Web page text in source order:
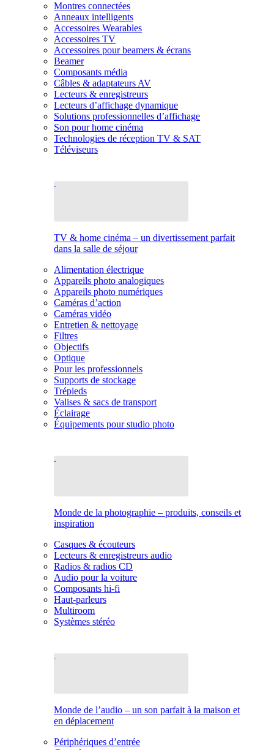
Montres connectées
Anneaux intelligents
Accessoires Wearables
Accessoires TV
Accessoires pour beamers & écrans
Beamer
Composants média
Câbles & adaptateurs AV
Lecteurs & enregistreurs
Lecteurs d’affichage dynamique
Solutions professionnelles d’affichage
Son pour home cinéma
Technologies de réception TV & SAT
Téléviseurs
TV & home cinéma – un divertissement parfait
dans la salle de séjour
Alimentation électrique
Appareils photo analogiques
Appareils photo numériques
Caméras d’action
Caméras vidéo
Entretien & nettoyage
Filtres
Objectifs
Optique
Pour les professionnels
Supports de stockage
Trépieds
Valises & sacs de transport
Éclairage
Équipements pour studio photo
Monde de la photographie – produits, conseils et
inspiration
Casques & écouteurs
Lecteurs & enregistreurs audio
Radios & radios CD
Audio pour la voiture
Composants hi-fi
Haut-parleurs
Multiroom
Systèmes stéréo
Monde de l’audio – un son parfait à la maison et
en déplacement
Périphériques d’entrée